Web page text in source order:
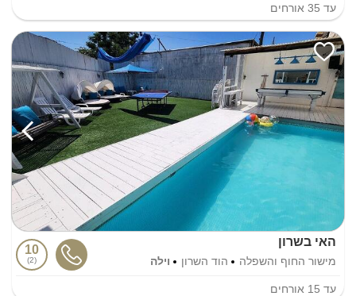
עד 35 אורחים
האי בשרון
מישור החוף והשפלה הוד השרון וילה
10
2
עד 15 אורחים